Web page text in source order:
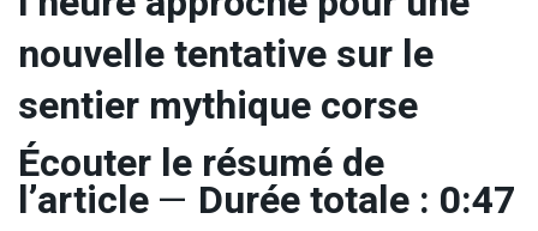
nouvelle tentative sur le
sentier mythique corse
Écouter le résumé de
l’article— Durée totale : 0:47